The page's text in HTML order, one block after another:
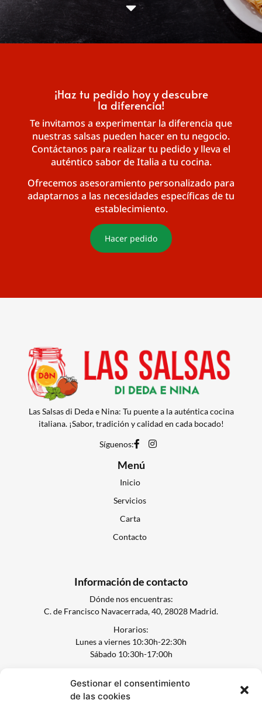
Gestionar el consentimiento
de las cookies
¡Haz tu pedido hoy y descubre
la diferencia!
Te invitamos a experimentar la diferencia que
nuestras salsas pueden hacer en tu negocio.
Contáctanos para realizar tu pedido y lleva el
auténtico sabor de Italia a tu cocina.
Ofrecemos asesoramiento personalizado para
adaptarnos a las necesidades específicas de tu
establecimiento.
Hacer pedido
Las Salsas di Deda e Nina: Tu puente a la auténtica cocina
italiana. ¡Sabor, tradición y calidad en cada bocado!
Síguenos:ㅤ
Menú
Inicio
Servicios
Carta
Contacto
Información de contacto
Dónde nos encuentras:
C. de Francisco Navacerrada, 40, 28028 Madrid.
Horarios:
Lunes a viernes 10:30h-22:30h
Sábado 10:30h-17:00h
Email: davide@lassalsasdedanina.com